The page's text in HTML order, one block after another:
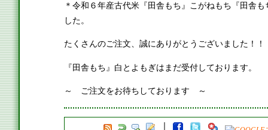
＊令和６年産古代米『田舎もち』こがねもち『田舎
した。
たくさんのご注文、誠にありがとうございました！！
『田舎もち』白とよもぎはまだ受付しております。
～ ご注文をお待ちしております ～